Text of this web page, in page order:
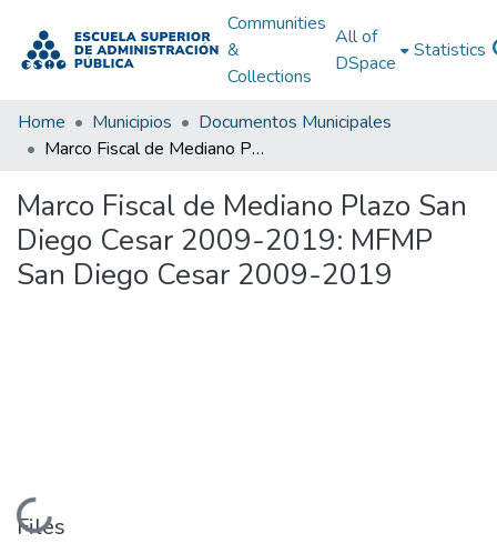
Communities
&
Collections
All of
DSpace
Statistics
Home Municipios
Documentos Municipales
Marco Fiscal de Mediano Plazo San Diego Cesar 2009-2019: MFMP San Diego Cesar 2009-2019
Marco Fiscal de Mediano Plazo San
Diego Cesar 2009-2019: MFMP
San Diego Cesar 2009-2019
Loading...
Files